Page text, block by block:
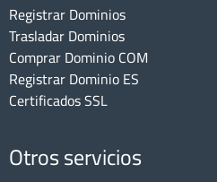
Registrar Dominios
Trasladar Dominios
Comprar Dominio COM
Registrar Dominio ES
Certificados SSL
Otros servicios